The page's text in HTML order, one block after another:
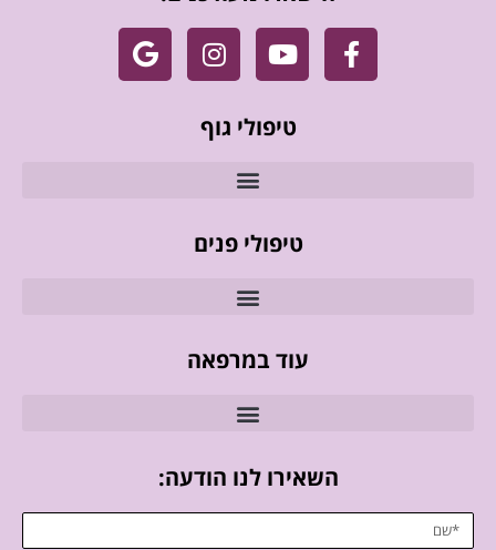
טיפולי גוף
טיפולי פנים
עוד במרפאה
השאירו לנו הודעה: